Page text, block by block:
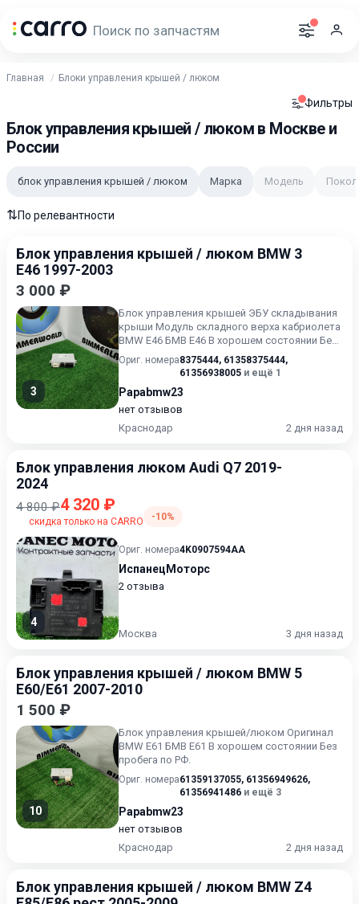
Главная Блоки управления крышей / люком
Фильтры
Блок управления крышей / люком в Москве и
России
блок управления крышей / люком Марка Модель
⇅По релевантности
Блок управления крышей / люком BMW 3
E46 1997-2003
3 000 ₽
3
Блок управления крышей ЭБУ складывания
крыши Модуль складного верха кабриолета
BMW E46 БМВ Е46 В хорошем состоянии Без
пробега по РФ.
Ориг. номера8375444, 61358375444,
61356938005 и ещё 1
Papabmw23
нет отзывов
Краснодар
2 дня назад
Блок управления люком Audi Q7 2019-
2024
4 800 ₽4 320 ₽
скидка только на CARRO -10%
4
Ориг. номера4K0907594AA
ИспанецМоторс
2 отзыва
Москва 3 дня назад
Блок управления крышей / люком BMW 5
E60/E61 2007-2010
1 500 ₽
10
Блок управления крышей/люком Оригинал
BMW E61 БМВ Е61 В хорошем состоянии Без
пробега по РФ.
Ориг. номера61359137055, 61356949626,
61356941486 и ещё 3
Papabmw23
нет отзывов
Краснодар
2 дня назад
Блок управления крышей / люком BMW Z4